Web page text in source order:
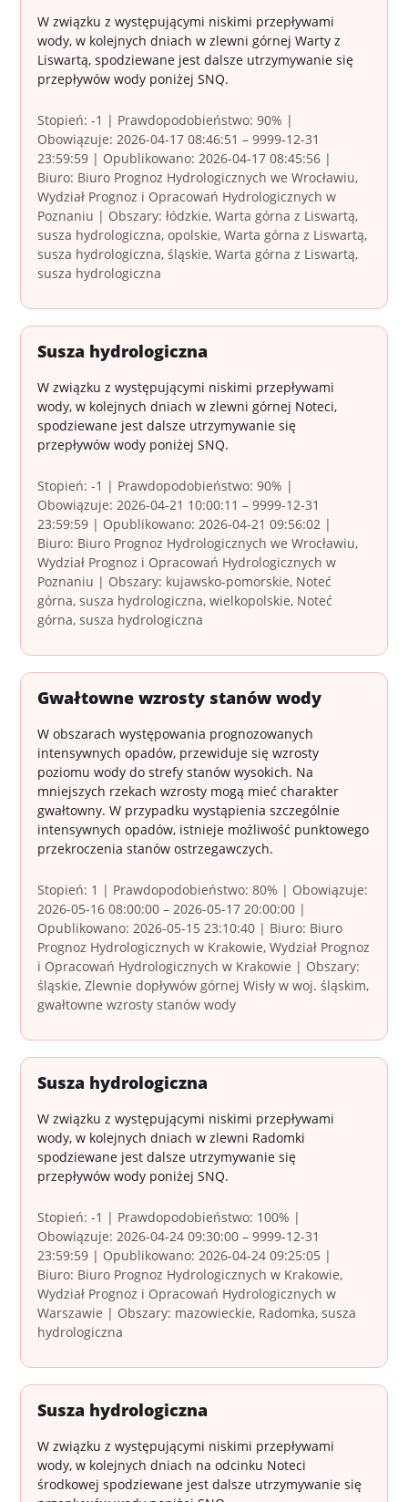
W związku z występującymi niskimi przepływami
wody, w kolejnych dniach w zlewni górnej Warty z
Liswartą, spodziewane jest dalsze utrzymywanie się
przepływów wody poniżej SNQ.
Stopień: -1 | Prawdopodobieństwo: 90% |
Obowiązuje: 2026-04-17 08:46:51 – 9999-12-31
23:59:59 | Opublikowano: 2026-04-17 08:45:56 |
Biuro: Biuro Prognoz Hydrologicznych we Wrocławiu,
Wydział Prognoz i Opracowań Hydrologicznych w
Poznaniu | Obszary: łódzkie, Warta górna z Liswartą,
susza hydrologiczna, opolskie, Warta górna z Liswartą,
susza hydrologiczna, śląskie, Warta górna z Liswartą,
susza hydrologiczna
Susza hydrologiczna
W związku z występującymi niskimi przepływami
wody, w kolejnych dniach w zlewni górnej Noteci,
spodziewane jest dalsze utrzymywanie się
przepływów wody poniżej SNQ.
Stopień: -1 | Prawdopodobieństwo: 90% |
Obowiązuje: 2026-04-21 10:00:11 – 9999-12-31
23:59:59 | Opublikowano: 2026-04-21 09:56:02 |
Biuro: Biuro Prognoz Hydrologicznych we Wrocławiu,
Wydział Prognoz i Opracowań Hydrologicznych w
Poznaniu | Obszary: kujawsko-pomorskie, Noteć
górna, susza hydrologiczna, wielkopolskie, Noteć
górna, susza hydrologiczna
Gwałtowne wzrosty stanów wody
W obszarach występowania prognozowanych
intensywnych opadów, przewiduje się wzrosty
poziomu wody do strefy stanów wysokich. Na
mniejszych rzekach wzrosty mogą mieć charakter
gwałtowny. W przypadku wystąpienia szczególnie
intensywnych opadów, istnieje możliwość punktowego
przekroczenia stanów ostrzegawczych.
Stopień: 1 | Prawdopodobieństwo: 80% | Obowiązuje:
2026-05-16 08:00:00 – 2026-05-17 20:00:00 |
Opublikowano: 2026-05-15 23:10:40 | Biuro: Biuro
Prognoz Hydrologicznych w Krakowie, Wydział Prognoz
i Opracowań Hydrologicznych w Krakowie | Obszary:
śląskie, Zlewnie dopływów górnej Wisły w woj. śląskim,
gwałtowne wzrosty stanów wody
Susza hydrologiczna
W związku z występującymi niskimi przepływami
wody, w kolejnych dniach w zlewni Radomki
spodziewane jest dalsze utrzymywanie się
przepływów wody poniżej SNQ.
Stopień: -1 | Prawdopodobieństwo: 100% |
Obowiązuje: 2026-04-24 09:30:00 – 9999-12-31
23:59:59 | Opublikowano: 2026-04-24 09:25:05 |
Biuro: Biuro Prognoz Hydrologicznych w Krakowie,
Wydział Prognoz i Opracowań Hydrologicznych w
Warszawie | Obszary: mazowieckie, Radomka, susza
hydrologiczna
Susza hydrologiczna
W związku z występującymi niskimi przepływami
wody, w kolejnych dniach na odcinku Noteci
środkowej spodziewane jest dalsze utrzymywanie się